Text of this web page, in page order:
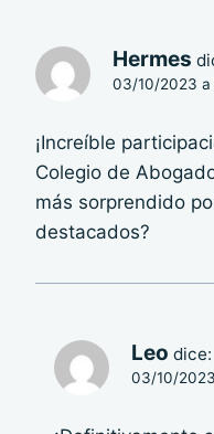
Hermes
03/10/2023 a
¡Increíble
Colegio de
más sorprendido
destacados?
Leo dice:
03/10/